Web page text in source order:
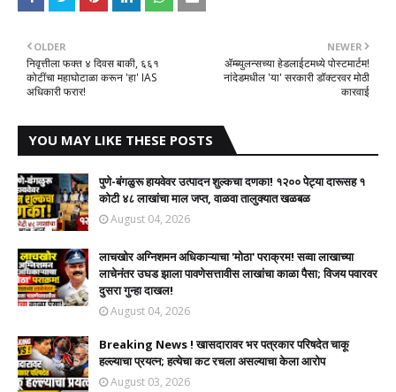
NEWER
ॲम्ब्युलन्सच्या हेडलाईटमध्ये पोस्टमार्टम!
नांदेडमधील 'या' सरकारी डॉक्टरवर मोठी
कारवाई
OLDER
निवृत्तीला फक्त ४ दिवस बाकी, ६६१
कोटींचा महाघोटाळा करून 'हा' IAS
अधिकारी फरार!
YOU MAY LIKE THESE POSTS
पुणे-बंगळुरू हायवेवर उत्पादन शुल्कचा दणका! १२०० पेट्या दारूसह १
कोटी ४८ लाखांचा माल जप्त, वाळवा तालुक्यात खळबळ
August 04, 2026
लाचखोर अग्निशमन अधिकाऱ्याचा 'मोठा' पराक्रम! सव्वा लाखाच्या
लाचेनंतर उघड झाला पावणेसत्तावीस लाखांचा काळा पैसा; विजय पवारवर
दुसरा गुन्हा दाखल!​
August 04, 2026
Breaking News ! खासदारावर भर पत्रकार परिषदेत चाकू
हल्ल्याचा प्रयत्न; हत्येचा कट रचला असल्याचा केला आरोप
August 03, 2026